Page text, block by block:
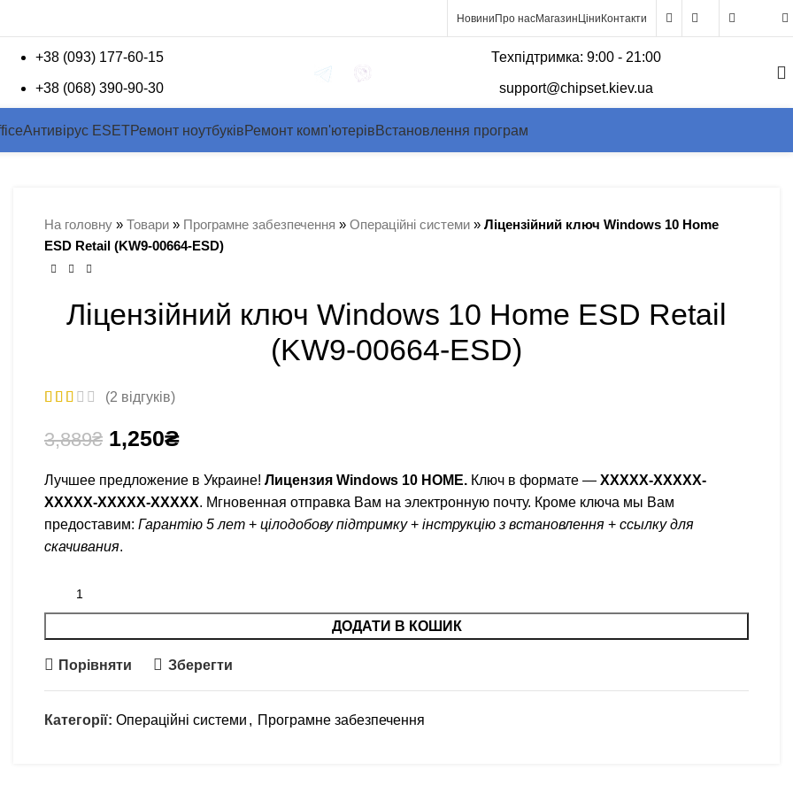
НовиниПро насМагазинЦіниКонтакти
+38 (093) 177-60-15
+38 (068) 390-90-30
Техпідтримка: 9:00 - 21:00
support@chipset.kiev.ua
Антивірус ESETРемонт ноутбуківРемонт комп'ютерівВстановлення програм
На головну » Товари » Програмне забезпечення » Операційні системи » Ліцензійний ключ Windows 10 Home
ESD Retail (KW9-00664-ESD)
Ліцензійний ключ Windows 10 Home ESD Retail
(KW9-00664-ESD)
(2 відгуків)
3,889₴ 1,250₴
Лучшее предложение в Украине! Лицензия Windows 10 HOME. Ключ в формате — XXXXX-XXXXX-
XXXXX-XXXXX-XXXXX. Мгновенная отправка Вам на электронную почту. Кроме ключа мы Вам
предоставим: Гарантію 5 лет + цілодобову підтримку+ інструкцію з встановлення + ссылку для
скачивания.
ДОДАТИ В КОШИК
Порівняти Зберегти
Категорії: Операційні системи , Програмне забезпечення